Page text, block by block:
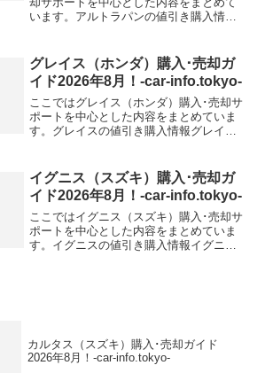
います。アルトラパンの値引き購入情報
グレイス（ホンダ）購入･売却ガ
イド2026年8月！-car-info.tokyo-
ここではグレイス（ホンダ）購入･売却サ
ポートを中心とした内容をまとめていま
す。グレイスの値引き購入情報グレイス
（H28）】DBA-GM6【2015年式...
イグニス（スズキ）購入･売却ガ
イド2026年8月！-car-info.tokyo-
ここではイグニス（スズキ）購入･売却サ
ポートを中心とした内容をまとめていま
す。イグニスの値引き購入情報イグニス
カルタス（スズキ）購入･売却ガイド
2026年8月！-car-info.tokyo-